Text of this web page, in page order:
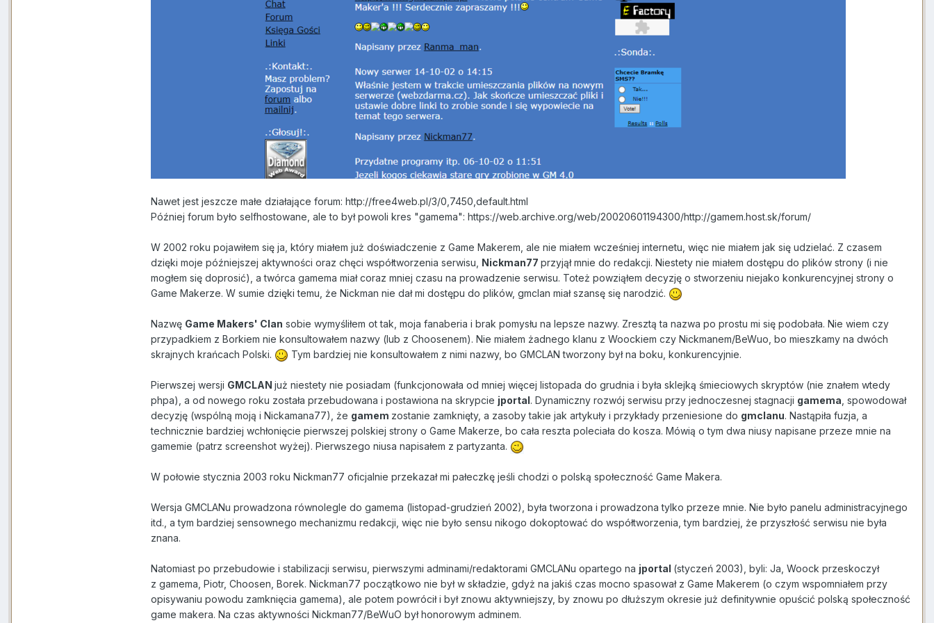
Nawet jest jeszcze małe działające forum: http://free4web.pl/3/0,7450,default.html
Później forum było selfhostowane, ale to był powoli kres "gamema": https://web.archive.org/web/20020601194300/http://gamem.host.sk/forum/
W 2002 roku pojawiłem się ja, który miałem już doświadczenie z Game Makerem, ale nie miałem wcześniej internetu, więc nie miałem jak się udzielać. Z czasem
dzięki moje późniejszej aktywności oraz chęci współtworzenia serwisu, Nickman77 przyjął mnie do redakcji. Niestety nie miałem dostępu do plików strony (i nie
mogłem się doprosić), a twórca gamema miał coraz mniej czasu na prowadzenie serwisu. Toteż powziąłem decyzję o stworzeniu niejako konkurencyjnej strony o
Game Makerze. W sumie dzięki temu, że Nickman nie dał mi dostępu do plików, gmclan miał szansę się narodzić.
Nazwę Game Makers' Clan sobie wymyśliłem ot tak, moja fanaberia i brak pomysłu na lepsze nazwy. Zresztą ta nazwa po prostu mi się podobała. Nie wiem czy
przypadkiem z Borkiem nie konsultowałem nazwy (lub z Choosenem). Nie miałem żadnego klanu z Woockiem czy Nickmanem/BeWuo, bo mieszkamy na dwóch
skrajnych krańcach Polski.
Tym bardziej nie konsultowałem z nimi nazwy, bo GMCLAN tworzony był na boku, konkurencyjnie.
Pierwszej wersji GMCLAN już niestety nie posiadam (funkcjonowała od mniej więcej listopada do grudnia i była sklejką śmieciowych skryptów (nie znałem wtedy
phpa), a od nowego roku została przebudowana i postawiona na skrypcie jportal. Dynamiczny rozwój serwisu przy jednoczesnej stagnacji gamema , spowodował
decyzję (wspólną moją i Nickamana77), że gamem zostanie zamknięty, a zasoby takie jak artykuły i przykłady przeniesione do gmclanu. Nastąpiła fuzja, a
technicznie bardziej wchłonięcie pierwszej polskiej strony o Game Makerze, bo cała reszta poleciała do kosza. Mówią o tym dwa niusy napisane przeze mnie na
gamemie (patrz screenshot wyżej). Pierwszego niusa napisałem z partyzanta.
W połowie stycznia 2003 roku Nickman77 oficjalnie przekazał mi pałeczkę jeśli chodzi o polską społeczność Game Makera.
Wersja GMCLANu prowadzona równolegle do gamema (listopad-grudzień 2002), była tworzona i prowadzona tylko przeze mnie. Nie było panelu administracyjnego
itd., a tym bardziej sensownego mechanizmu redakcji, więc nie było sensu nikogo dokoptować do współtworzenia, tym bardziej, że przyszłość serwisu nie była
znana.
Natomiast po przebudowie i stabilizacji serwisu, pierwszymi adminami/redaktorami GMCLANu opartego na jportal (styczeń 2003), byli: Ja, Woock przeskoczył
z gamema, Piotr, Choosen, Borek. Nickman77 początkowo nie był w składzie, gdyż na jakiś czas mocno spasował z Game Makerem (o czym wspomniałem przy
opisywaniu powodu zamknięcia gamema), ale potem powrócił i był znowu aktywniejszy, by znowu po dłuższym okresie już definitywnie opuścić polską społeczność
game makera. Na czas aktywności Nickman77/BeWuO był honorowym adminem.